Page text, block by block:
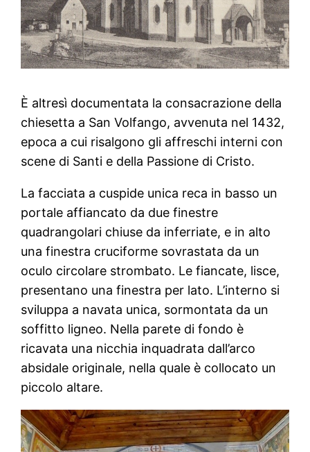
È altresì documentata la consacrazione della
chiesetta a San Volfango, avvenuta nel 1432,
epoca a cui risalgono gli affreschi interni con
scene di Santi e della Passione di Cristo.
La facciata a cuspide unica reca in basso un
portale affiancato da due finestre
quadrangolari chiuse da inferriate, e in alto
una finestra cruciforme sovrastata da un
oculo circolare strombato. Le fiancate, lisce,
presentano una finestra per lato. L’interno si
sviluppa a navata unica, sormontata da un
soffitto ligneo. Nella parete di fondo è
ricavata una nicchia inquadrata dall’arco
absidale originale, nella quale è collocato un
piccolo altare.